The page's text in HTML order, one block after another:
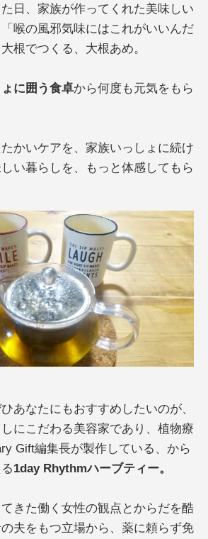
日、家族が作ってくれた美味しい
喉の風邪気味にはこれがいいんだ
根でつくる、大根あめ。
に囲う食卓から何度も元気をもら
かいケアを、家族いっしょに続け
い暮らしを、もっと体感してもら
あなたにもおすすめしたいのが、
にこだわる美容家であり、植物療
Gift編集長が製作している、から
1day Rhythmハーブティー。
きた働く女性の観点とからだを酷
夫をもつ立場から、薬に頼らず免